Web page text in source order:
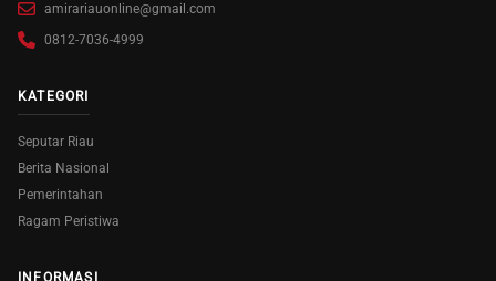
amirariauonline@gmail.com
0812-7036-4999
KATEGORI
Seputar Riau
Berita Nasional
Pemerintahan
Ragam Peristiwa
INFORMASI